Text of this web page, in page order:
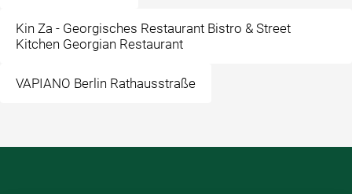
Kin Za - Georgisches Restaurant Bistro & Street
Kitchen Georgian Restaurant
VAPIANO Berlin Rathausstraße